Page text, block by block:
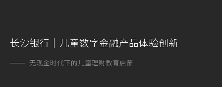
长沙银行｜儿童数字金融产品体验创新
无现金时代下的儿童理财教育启蒙